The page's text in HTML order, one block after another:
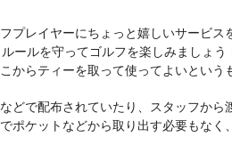
プレイヤーにちょっと嬉しいサービ
ールを守ってゴルフを楽しみましょ
らティーを取って使ってよいという
どで配布されていたり、スタッフか
ポケットなどから取り出す必要もな